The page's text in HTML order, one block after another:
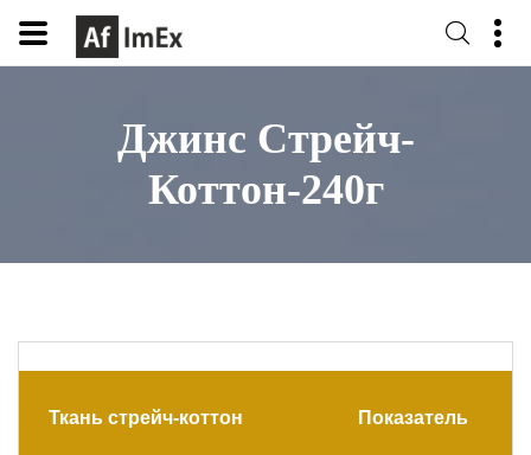
Джинс Стрейч-
Коттон-240г
Ткань стрейч-коттон Показатель